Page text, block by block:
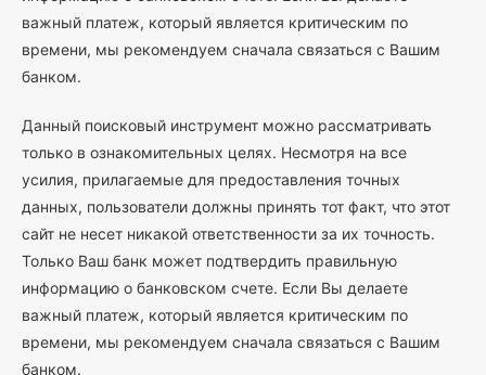
важный платеж, который является критическим по
времени, мы рекомендуем сначала связаться с Вашим
банком.
Данный поисковый инструмент можно рассматривать
только в ознакомительных целях. Несмотря на все
усилия, прилагаемые для предоставления точных
данных, пользователи должны принять тот факт, что этот
сайт не несет никакой ответственности за их точность.
Только Ваш банк может подтвердить правильную
информацию о банковском счете. Если Вы делаете
важный платеж, который является критическим по
времени, мы рекомендуем сначала связаться с Вашим
банком.